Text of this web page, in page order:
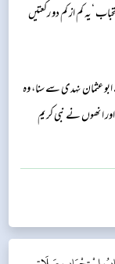
‘یہ کم از کم دو رکعتیں
عثمان نہدی سے سنا، وہ
انھوں نے نبی کریم